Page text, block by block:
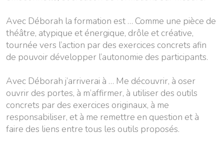
Avec Déborah la formation est … Comme une pièce de
théâtre, atypique et énergique, drôle et créative,
tournée vers l’action par des exercices concrets afin
de pouvoir développer l’autonomie des participants.
Avec Déborah j’arriverai à … Me découvrir, à oser
ouvrir des portes, à m’affirmer, à utiliser des outils
concrets par des exercices originaux, à me
responsabiliser, et à me remettre en question et à
faire des liens entre tous les outils proposés.